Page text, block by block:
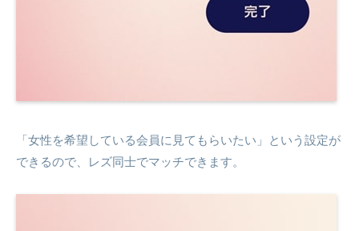
「女性を希望している会員に見てもらいたい」という設定が
できるので、レズ同士でマッチできます。